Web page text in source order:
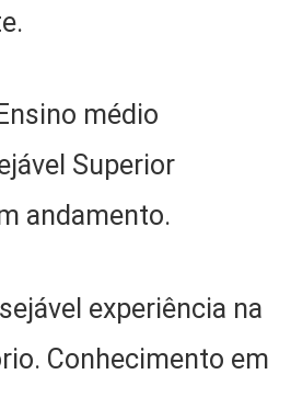
Ensino médio
Superior
andamento.
experiência na
Conhecimento em